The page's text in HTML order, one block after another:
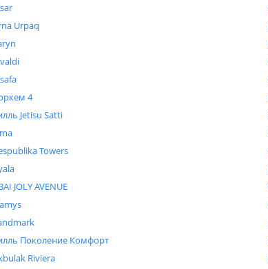
Urpaq
4
Jetisu Satti
Towers
JOLY AVENUE
Поколение Комфорт
Riviera